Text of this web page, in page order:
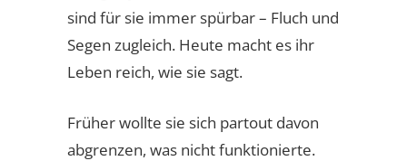
sind für sie immer spürbar – Fluch und
Segen zugleich. Heute macht es ihr
Leben reich, wie sie sagt.
Früher wollte sie sich partout davon
abgrenzen, was nicht funktionierte.